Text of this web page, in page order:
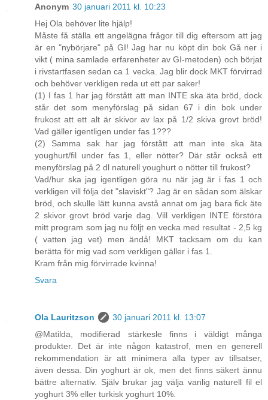
Anonym 30 januari 2011 kl. 10:23
Hej Ola behöver lite hjälp!
Måste få ställa ett angelägna frågor till dig eftersom att jag
är en "nybörjare" på GI! Jag har nu köpt din bok Gå ner i
vikt ( mina samlade erfarenheter av GI-metoden) och börjat
i rivstartfasen sedan ca 1 vecka. Jag blir dock MKT förvirrad
och behöver verkligen reda ut ett par saker!
(1) I fas 1 har jag förstått att man INTE ska äta bröd, dock
står det som menyförslag på sidan 67 i din bok under
frukost att ett alt är skivor av lax på 1/2 skiva grovt bröd!
Vad gäller igentligen under fas 1???
(2) Samma sak har jag förstått att man inte ska äta
youghurt/fil under fas 1, eller nötter? Där står också ett
menyförslag på 2 dl naturell youghurt o nötter till frukost?
Vad/hur ska jag igentligen göra nu när jag är i fas 1 och
verkligen vill följa det "slaviskt"? Jag är en sådan som älskar
bröd, och skulle lätt kunna avstå annat om jag bara fick äte
2 skivor grovt bröd varje dag. Vill verkligen INTE förstöra
mitt program som jag nu följt en vecka med resultat - 2,5 kg
( vatten jag vet) men ändå! MKT tacksam om du kan
berätta för mig vad som verkligen gäller i fas 1.
Kram från mig förvirrade kvinna!
Svara
Ola Lauritzson
30 januari 2011 kl. 13:07
@Matilda, modifierad stärkesle finns i väldigt många
produkter. Det är inte någon katastrof, men en generell
rekommendation är att minimera alla typer av tillsatser,
även dessa. Din yoghurt är ok, men det finns säkert ännu
bättre alternativ. Själv brukar jag välja vanlig naturell fil el
yoghurt 3% eller turkisk yoghurt 10%.